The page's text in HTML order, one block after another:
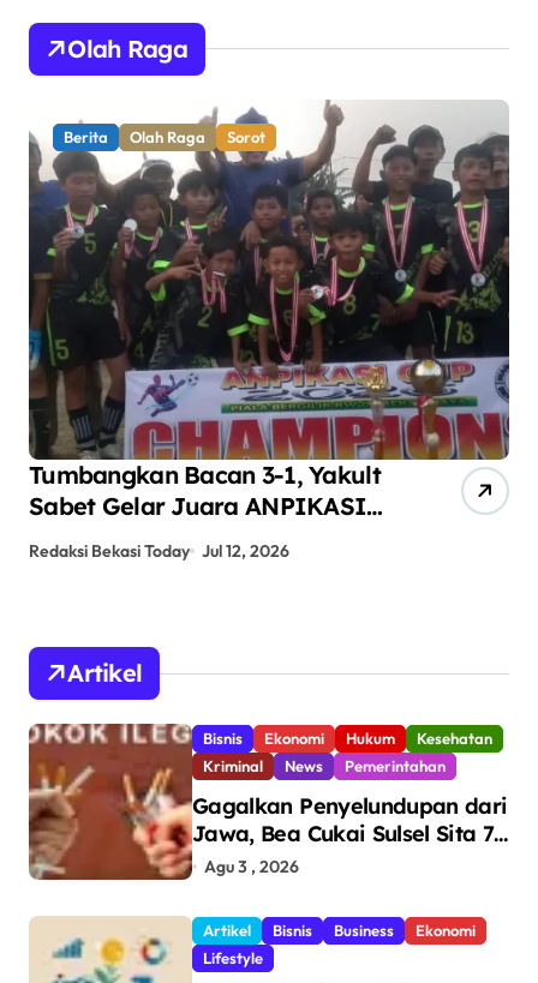
Olah Raga
Berita Olah Raga Sorot
Tumbangkan Bacan 3-1, Yakult
Sabet Gelar Juara ANPIKASI
Redaksi Bekasi Today Jul 12, 2026
Artikel
Bisnis Ekonomi Hukum
Kesehatan
Kriminal
News Pemerintahan
Gagalkan Penyelundupan dari
Jawa, Bea Cukai Sulsel Sita 7,8
Juta Batang Rokok Ilegal
Makassar
Agu 3 , 2026
Artikel Bisnis Business
Ekonomi
Lifestyle